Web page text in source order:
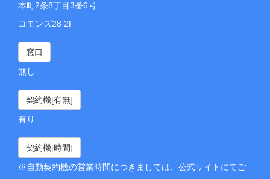
本町2条8丁目3番6号
コモンズ28 2F
窓口
無し
契約機[有無]
有り
契約機[時間]
※自動契約機の営業時間につきましては、公式サイトにてご